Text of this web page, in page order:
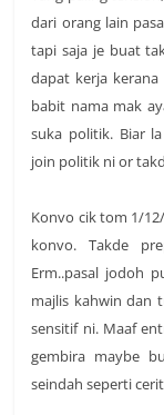
dari orang lain
tapi saja je buat
dapat kerja
babit nama mak
suka politik. Biar
join politik ni or
Konvo cik tom 1/
konvo. Takde
Erm..pasal jodoh
majlis kahwin dan
sensitif ni. Maaf
gembira maybe
seindah seperti